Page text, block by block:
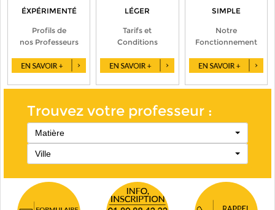
ÉXPÉRIMENTÉ
Profils de
nos Professeurs
LÉGER
Tarifs et
Conditions
SIMPLE
Notre
Fonctionnement
Trouvez votre professeur :
Matière
Ville